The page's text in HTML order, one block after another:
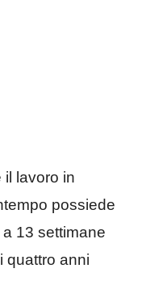
il lavoro in
possiede
13 settimane
quattro anni